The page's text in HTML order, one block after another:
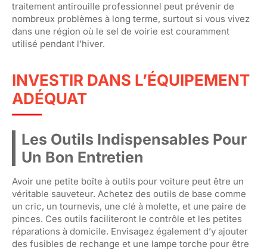
traitement antirouille professionnel peut prévenir de
nombreux problèmes à long terme, surtout si vous vivez
dans une région où le sel de voirie est couramment
utilisé pendant l’hiver.
INVESTIR DANS L’ÉQUIPEMENT
ADÉQUAT
Les Outils Indispensables Pour
Un Bon Entretien
Avoir une petite boîte à outils pour voiture peut être un
véritable sauveteur. Achetez des outils de base comme
un cric, un tournevis, une clé à molette, et une paire de
pinces. Ces outils faciliteront le contrôle et les petites
réparations à domicile. Envisagez également d’y ajouter
des fusibles de rechange et une lampe torche pour être